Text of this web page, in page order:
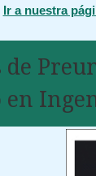
Ir a nuestra
de
en